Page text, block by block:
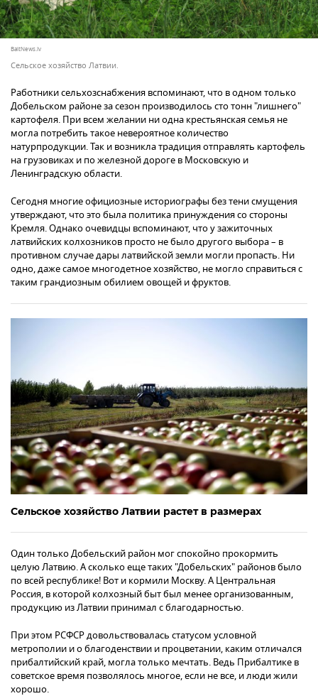
BaltNews.lv
Сельское хозяйство Латвии.
Работники сельхозснабжения вспоминают, что в одном только
Добельском районе за сезон производилось сто тонн "лишнего"
картофеля. При всем желании ни одна крестьянская семья не
могла потребить такое невероятное количество
натурпродукции. Так и возникла традиция отправлять картофель
на грузовиках и по железной дороге в Московскую и
Ленинградскую области.
Сегодня многие официозные историографы без тени смущения
утверждают, что это была политика принуждения со стороны
Кремля. Однако очевидцы вспоминают, что у зажиточных
латвийских колхозников просто не было другого выбора – в
противном случае дары латвийской земли могли пропасть. Ни
одно, даже самое многодетное хозяйство, не могло справиться с
таким грандиозным обилием овощей и фруктов.
Сельское хозяйство Латвии растет в размерах
Один только Добельский район мог спокойно прокормить
целую Латвию. А сколько еще таких "Добельских" районов было
по всей республике! Вот и кормили Москву. А Центральная
Россия, в которой колхозный быт был менее организованным,
продукцию из Латвии принимал с благодарностью.
При этом РСФСР довольствовалась статусом условной
метрополии и о благоденствии и процветании, каким отличался
прибалтийский край, могла только мечтать. Ведь Прибалтике в
советское время позволялось многое, если не все, и люди жили
хорошо.